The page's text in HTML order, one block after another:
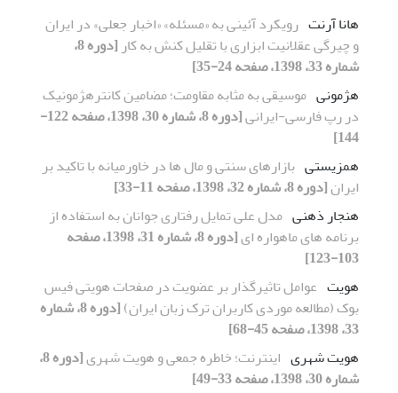
هانا آرنت رویکرد آئینی به «مسئله» «اخبار جعلی» در ایران
و چیرگی عقلانیت ابزاری با تقلیل کنش به کار
[دوره 8،
شماره 33، 1398، صفحه 24-35]
هژمونی موسیقی به مثابه مقاومت؛ مضامین کانترهژمونیک
در رپ فارسی-ایرانی
[دوره 8، شماره 30، 1398، صفحه 122-
144]
همزیستی بازارهای سنتی و مال ها در خاورمیانه با تاکید بر
ایران[دوره 8، شماره 32، 1398، صفحه 11-33]
هنجار ذهنی مدل علی تمایل رفتاری جوانان به استفاده از
برنامه های ماهواره ای
[دوره 8، شماره 31، 1398، صفحه
103-123]
هویت عوامل تاثیرگذار بر عضویت در صفحات هویتی فیس
بوک (مطالعه موردی کاربران ترک زبان ایران)
[دوره 8، شماره
33، 1398، صفحه 45-68]
هویت شهری اینترنت؛ خاطره جمعی و هویت شهری
[دوره 8،
شماره 30، 1398، صفحه 33-49]